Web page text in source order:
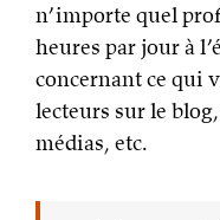
n’importe quel
heures par jour à
concernant ce qui
lecteurs sur le
médias, etc.